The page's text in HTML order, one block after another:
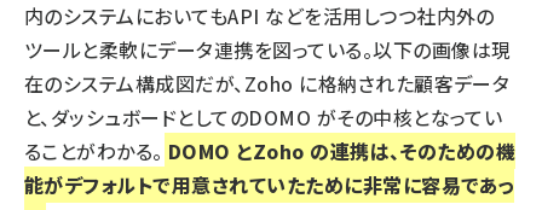
内のシステムにおいてもAPI などを活用しつつ社内外の
ツールと柔軟にデータ連携を図っている。以下の画像は現
在のシステム構成図だが、Zoho に格納された顧客データ
と、ダッシュボードとしてのDOMO がその中核となってい
ることがわかる。 DOMO とZoho の連携は、そのための機
能がデフォルトで用意されていたために非常に容易であっ